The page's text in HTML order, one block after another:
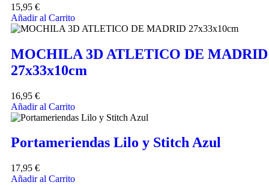
15,95 €
Añadir al Carrito
MOCHILA 3D ATLETICO DE MADRID
27x33x10cm
16,95 €
Añadir al Carrito
Portameriendas Lilo y Stitch Azul
17,95 €
Añadir al Carrito